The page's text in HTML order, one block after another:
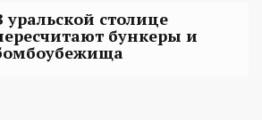
уральской столице
бункеры и